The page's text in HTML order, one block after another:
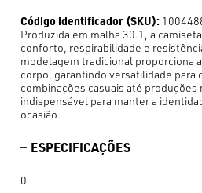
Código identificador (SKU):
Produzida em malha 30.1, a
conforto, respirabilidade e
modelagem tradicional proporciona
corpo, garantindo versatilidade para
combinações casuais até produções
indispensável para manter a
ocasião.
ESPECIFICAÇÕES
0